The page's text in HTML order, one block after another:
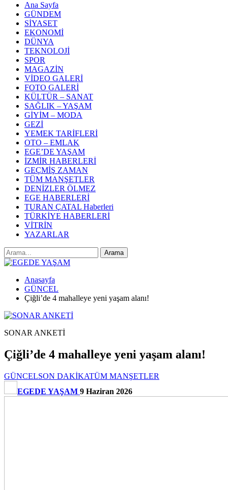
Ana Sayfa
GÜNDEM
SİYASET
EKONOMİ
DÜNYA
TEKNOLOJİ
SPOR
MAGAZİN
VİDEO GALERİ
FOTO GALERİ
KÜLTÜR – SANAT
SAĞLIK – YAŞAM
GİYİM – MODA
GEZİ
YEMEK TARİFLERİ
OTO – EMLAK
EGE’DE YAŞAM
İZMİR HABERLERİ
GEÇMİŞ ZAMAN
TÜM MANŞETLER
DENİZLER ÖLMEZ
EGE HABERLERİ
TURAN ÇATAL Haberleri
TÜRKİYE HABERLERİ
VİTRİN
YAZARLAR
Anasayfa
GÜNCEL
Çiğli’de 4 mahalleye yeni yaşam alanı!
SONAR ANKETİ
Çiğli’de 4 mahalleye yeni yaşam alanı!
GÜNCELSON DAKİKATÜM MANŞETLER
EGEDE YAŞAM 9 Haziran 2026